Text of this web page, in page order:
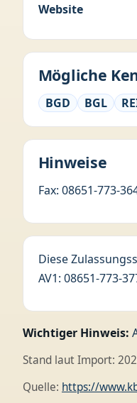
Website
Mögliche
BGD BGL
Hinweise
Fax: 08651-773-
Diese
AV1: 08651-773-
Wichtiger Hinweis:
Stand laut Import:
Quelle: https://